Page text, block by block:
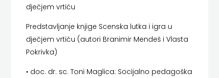
HERCEG
STJEPAN
KOSAČA
HENA
dječjem vrtiću
Predstavljanje knjige Scenska lutka i igra u
dječjem vrtiću (autori Branimir Mendeš i Vlasta
Pokrivka)
• doc. dr. sc. Toni Maglica: Socijalno pedagoška